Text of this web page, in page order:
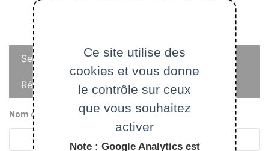
Onglets
principaux
Se connecter
Réinitialiser votre mot de passe
Nom d'utilisateur
Ce site utilise des
cookies et vous donne
le contrôle sur ceux
que vous souhaitez
activer
Note : Google Analytics est